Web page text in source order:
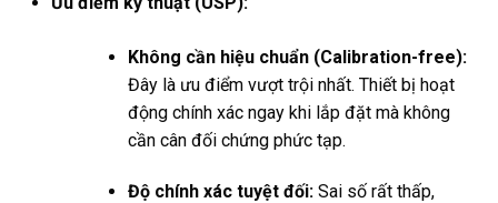
Không cần hiệu chuẩn (Calibration-free):
Đây là ưu điểm vượt trội nhất. Thiết bị hoạt
động chính xác ngay khi lắp đặt mà không
cần cân đối chứng phức tạp.
Độ chính xác tuyệt đối:Sai số rất thấp,